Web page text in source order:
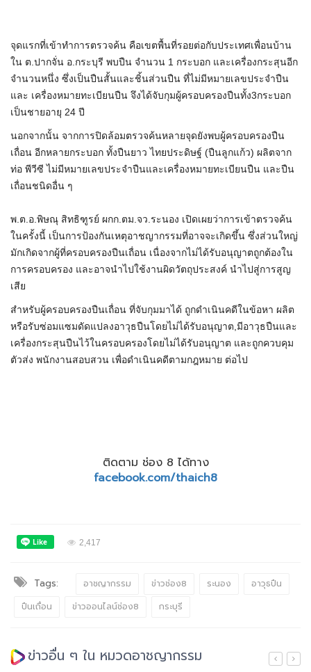
จุดแรกที่เข้าทำการตรวจค้น คือเขตพื้นที่รอยต่อกับประเทศเพื่อนบ้าน
ใน ต.ปากจั่น อ.กระบุรี พบปืน จำนวน 1 กระบอก และเครื่องกระสุนอีก
จำนวนหนึ่ง ซึ่งเป็นปืนสั้นและชิ้นส่วนปืน ที่ไม่มีหมายเลขประจำปืน
และ เครื่องหมายทะเบียนปืน จึงได้จับกุมผู้ครอบครองปืนทั้ง3กระบอก
เป็นชายอายุ 24 ปี
นอกจากนั้น จากการปิดล้อมตรวจค้นหลายจุดยังพบผู้ครอบครองปืน
เถื่อน อีกหลายกระบอก ทั้งปืนยาว ไทยประดิษฐ์ (ปืนลูกแก้ว) ผลิตจาก
ท่อ พีวีซี ไม่มีหมายเลขประจำปืนและเครื่องหมายทะเบียนปืน และปืน
เถื่อนชนิดอื่น ๆ
พ.ต.อ.พิษณุ สิทธิฑูรย์ ผกก.ตม.จว.ระนอง เปิดเผยว่าการเข้าตรวจค้น
ในครั้งนี้ เป็นการป้องกันเหตุอาชญากรรมที่อาจจะเกิดขึ้น ซึ่งส่วนใหญ่
มักเกิดจากผู้ที่ครอบครองปืนเถื่อน เนื่องจากไม่ได้รับอนุญาตถูกต้องใน
การครอบครอง และอาจนำไปใช้งานผิดวัตถุประสงค์ นำไปสู่การสูญ
เสีย
สำหรับผู้ครอบครองปืนเถื่อน ที่จับกุมมาได้ ถูกดำเนินคดีในข้อหา ผลิต
หรือรับซ่อมแซมดัดแปลงอาวุธปืนโดยไม่ได้รับอนุญาต,มีอาวุธปืนและ
เครื่องกระสุนปืนไว้ในครอบครองโดยไม่ได้รับอนุญาต และถูกควบคุม
ตัวส่ง พนักงานสอบสวน เพื่อดำเนินคดีตามกฎหมาย ต่อไป
ติดตาม ช่อง 8 ได้ทาง
facebook.com/thaich8
2,417
Tags: อาชญากรรม ข่าวช่อง8 ระนอง
อาวุธปืน
ปืนเถื่อน
ข่าวออนไลน์ช่อง8 กระบุรี
ข่าวอื่น ๆ ใน หมวดอาชญากรรม